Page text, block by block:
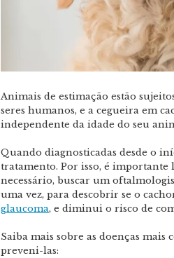
Animais de estimação estão
seres humanos, e a cegueira em
independente da idade do seu
Quando diagnosticadas desde o
tratamento. Por isso, é
necessário, buscar um
uma vez, para descobrir se o
glaucoma, e diminui o risco de
Saiba mais sobre as doenças mais
preveni-las: